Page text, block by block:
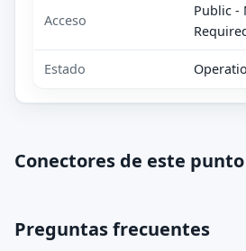
Acceso
Public -
Estado
Conectores de este punto
Preguntas frecuentes